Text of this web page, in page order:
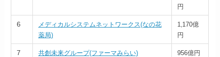
円
6
メディカルシステムネットワークス(なの花
薬局)
1 170億
円
7 共創未来グループ(ファーマみらい) 956億円